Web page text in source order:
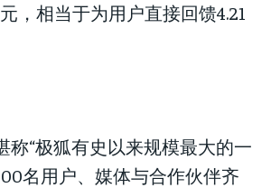
，相当于为用户直接回馈4.21
称“极狐有史以来规模最大的一
名用户、媒体与合作伙伴齐